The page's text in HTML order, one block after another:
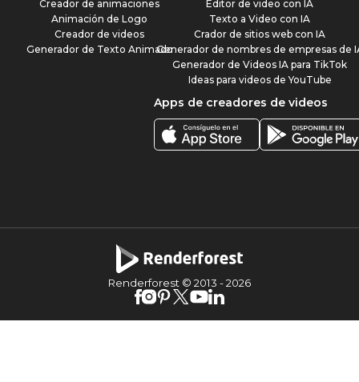
Creador de animaciones
Animación de Logo
Creador de videos
Generador de Texto Animado
Editor de video con IA
Texto a Video con IA
Crador de sitios web con IA
Generador de nombres de empresas de
Generador de Videos IA para TikTok
Ideas para videos de YouTube
Apps de creadores de videos
Renderforest © 2013 -2026